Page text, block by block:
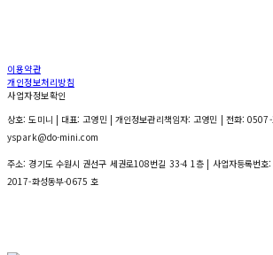
이용약관
개인정보처리방침
사업자정보확인
상호: 도미니 | 대표: 고영민 | 개인정보관리책임자: 고영민 | 전화:
yspark@do-mini.com
주소: 경기도 수원시 권선구 세권로108번길 33-4 1층 | 사업자등록번
2017-화성동부-0675 호